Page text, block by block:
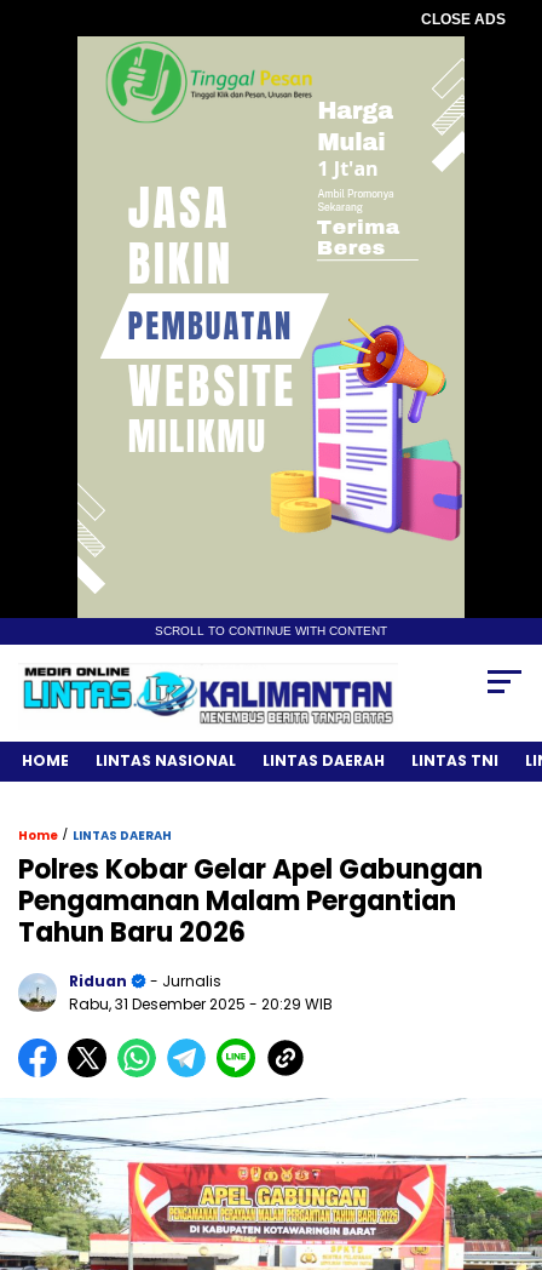
CLOSE ADS
SCROLL TO CONTINUE WITH CONTENT
HOME LINTAS NASIONAL LINTAS DAERAH LINTAS TNI
Home / LINTAS DAERAH
Polres Kobar Gelar Apel Gabungan
Pengamanan Malam Pergantian
Tahun Baru 2026
Riduan
- Jurnalis
Rabu, 31 Desember 2025 - 20:29 WIB